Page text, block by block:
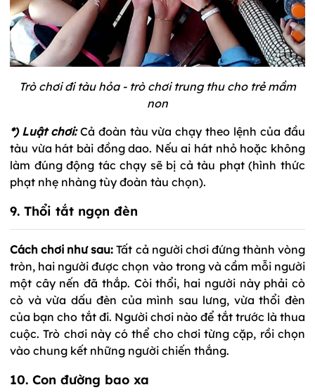
Trò chơi đi tàu hỏa - trò chơi trung thu cho trẻ mầm
non
*) Luật chơi:Cả đoàn tàu vừa chạy theo lệnh của đầu
tàu vừa hát bài đồng dao. Nếu ai hát nhỏ hoặc không
làm đúng động tác chạy sẽ bị cả tàu phạt (hình thức
phạt nhẹ nhàng tùy đoàn tàu chọn).
9. Thổi tắt ngọn đèn
Cách chơi như sau:Tất cả người chơi đứng thành vòng
tròn, hai người được chọn vào trong và cầm mỗi người
một cây nến đã thắp. Còi thổi, hai người này phải cò
cò và vừa dấu đèn của mình sau lưng, vừa thổi đèn
của bạn cho tắt đi. Người chơi nào để tắt trước là thua
cuộc. Trò chơi này có thể cho chơi từng cặp, rồi chọn
vào chung kết những người chiến thắng.
10. Con đường bao xa